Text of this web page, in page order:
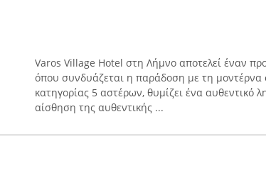
Varos Village Hotel στη Λήμνο αποτελεί έναν
όπου συνδυάζεται η παράδοση με τη μοντέρνα
κατηγορίας 5 αστέρων, θυμίζει ένα αυθεντικό
αίσθηση της αυθεντικής ...